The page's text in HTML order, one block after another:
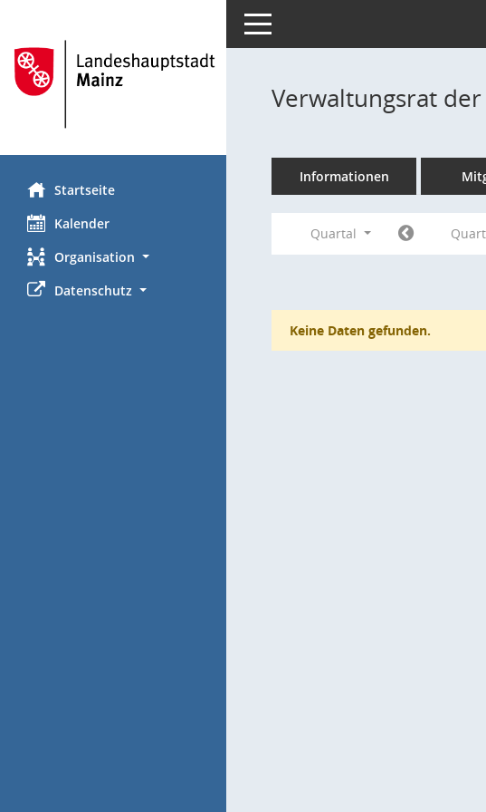
Startseite
Kalender
Organisation
Datenschutz
Toggle navigation
Verwaltungsrat der
Informationen
Quartal
Keine Daten gefunden.